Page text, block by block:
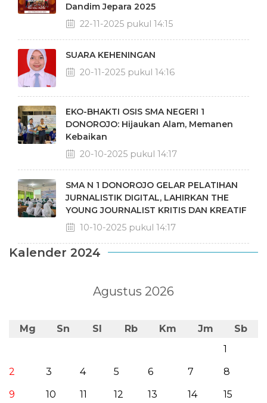
Dandim Jepara 2025
22-11-2025 pukul 14:15
SUARA KEHENINGAN
20-11-2025 pukul 14:16
EKO-BHAKTI OSIS SMA NEGERI 1
DONOROJO: Hijaukan Alam, Memanen
Kebaikan
20-10-2025 pukul 14:17
SMA N 1 DONOROJO GELAR PELATIHAN
JURNALISTIK DIGITAL, LAHIRKAN THE
YOUNG JOURNALIST KRITIS DAN KREATIF
10-10-2025 pukul 14:17
Kalender 2024
Agustus 2026
Mg Sn Sl Rb Km Jm
Sb
1
2
3 4 5 6 7
8
9
10 11 12 13 14 15